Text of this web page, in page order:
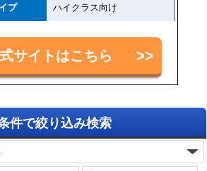
プ ハイクラス向け
サイトはこちら
件で絞り込み検索